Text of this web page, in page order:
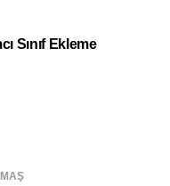
Sınıf Ekleme